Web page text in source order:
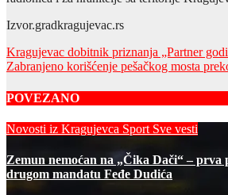
Izvor.gradkragujevac.rs
Post
navigation
Kragujevac dobitnik priznanja „Partner
Zabranjeno korišćenje pešačkog mosta
POVEZANO
Novosti iz Kragujevca Sport Sve vesti
Zemun nemoćan na „Čika Dači“ – prva
drugom mandatu Feđe Dudića